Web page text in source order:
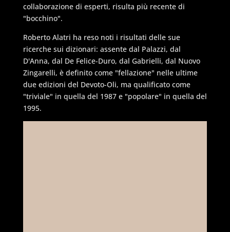
collaborazione di esperti, risulta più recente di
"bocchino".
Roberto Alatri ha reso noti i risultati delle sue
ricerche sui dizionari: assente dal Palazzi, dal
D'Anna, dal De Felice-Duro, dal Gabrielli, dal Nuovo
Zingarelli, è definito come "fellazione" nelle ultime
due edizioni del Devoto-Oli, ma qualificato come
"triviale" in quella del 1987 e "popolare" in quella del
1995.